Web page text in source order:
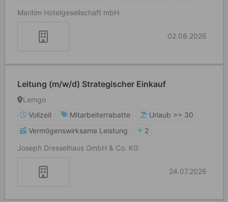
Maritim Hotelgesellschaft mbH
02.08.2026
Leitung (m/w/d) Strategischer Einkauf
Lemgo
Vollzeit
Mitarbeiterrabatte
Urlaub >= 30
Vermögenswirksame Leistung
2
Joseph Dresselhaus GmbH & Co. KG
24.07.2026